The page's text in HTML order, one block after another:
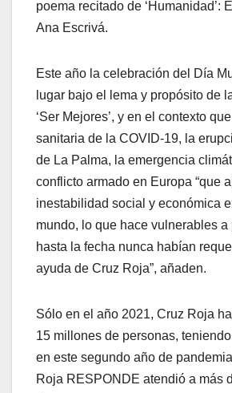
poema recitado de ‘Humanidad’:
Ana Escrivá.
Este año la celebración del Día
lugar bajo el lema y propósito de
‘Ser Mejores’, y en el contexto
sanitaria de la COVID-19, la
de La Palma, la emergencia
conflicto armado en Europa “que
inestabilidad social y económica
mundo, lo que hace vulnerables a
hasta la fecha nunca habían
ayuda de Cruz Roja”, añaden.
Sólo en el año 2021, Cruz Roja
15 millones de personas,
en este segundo año de
Roja RESPONDE atendió a más